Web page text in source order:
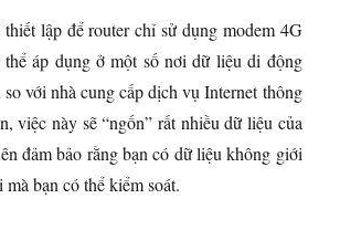
lập để router chỉ sử dụng modem 4G
áp dụng ở một số nơi dữ liệu di động
với nhà cung cấp dịch vụ Internet thông
việc này sẽ “ngốn” rất nhiều dữ liệu của
đảm bảo rằng bạn có dữ liệu không giới
bạn có thể kiểm soát.